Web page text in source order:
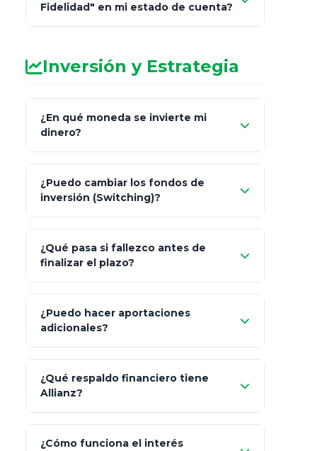
Fidelidad" en mi estado de cuenta?
Inversión y Estrategia
¿En qué moneda se invierte mi
dinero?
inflación), Dólares o Euros
¿Puedo cambiar los fondos de
inversión (Switching)?
"Switching" (cambio de fondos)
¿Qué pasa si fallezco antes de
finalizar el plazo?
100% a tus
beneficiarios designados
¿Puedo hacer aportaciones
adicionales?
¿Qué respaldo financiero tiene
Allianz?
¿Cómo funciona el interés